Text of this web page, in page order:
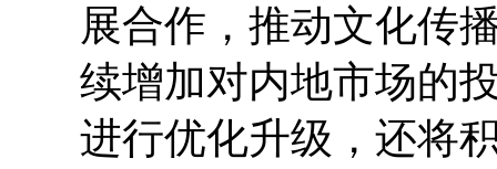
展合作，推动文化传
续增加对内地市场的
进行优化升级，还将